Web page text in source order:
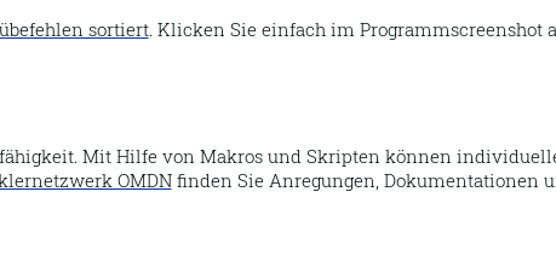
sortiert. Klicken Sie einfach im Programmscreenshot
Mit Hilfe von Makros und Skripten können
OMDNfinden Sie Anregungen, Dokumentationen